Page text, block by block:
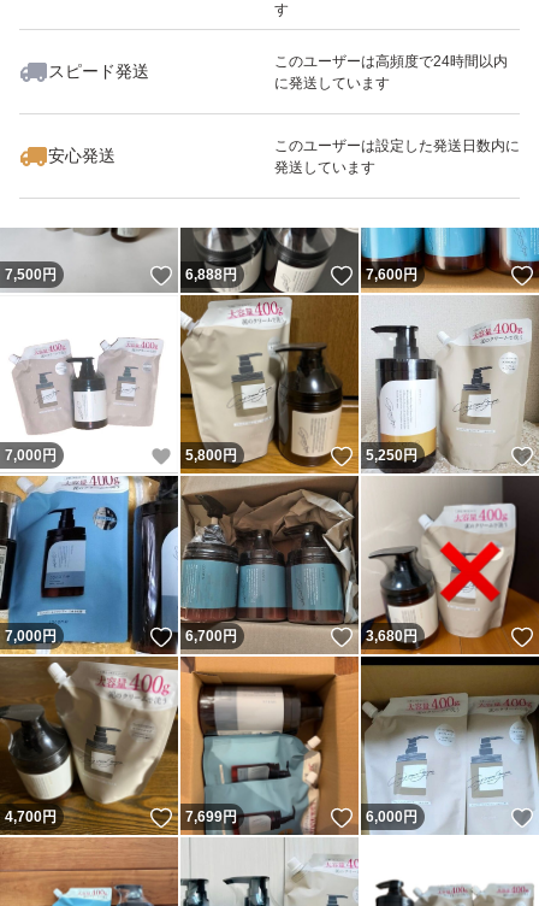
す
スピード発送
このユーザーは高頻度で24時間以内
に発送しています
安心発送
このユーザーは設定した発送日数内に
発送しています
いいね！
7,000
7,500円 いいね！
6,888円 いいね！
7,600円
7,000 円 いいね！
5,800円 いいね！
5,250円
7,000円 いいね！
6,700円 いいね！
3,680円
4,700円 いいね！
7,699円 いいね！
6,000円